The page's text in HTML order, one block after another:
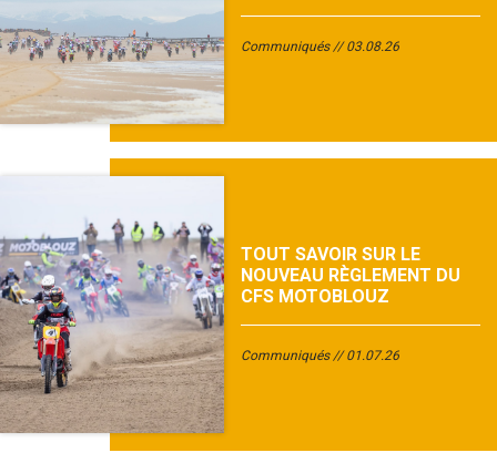
Communiqués 03.08.26
TOUT SAVOIR SUR LE
NOUVEAU RÈGLEMENT DU
CFS MOTOBLOUZ
Communiqués 01.07.26